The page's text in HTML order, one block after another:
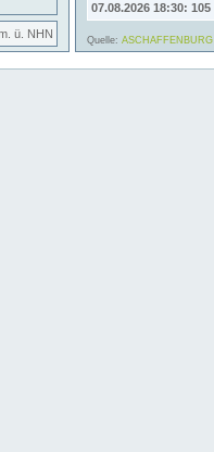
ü. NHN
07.08.2026 18:30: 105
Quelle: ASCHAFFENBURG